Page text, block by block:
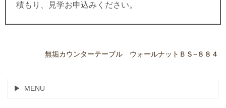
積もり、見学お申込みください。
無垢カウンターテーブル ウォールナットＢＳ−８８４
MENU